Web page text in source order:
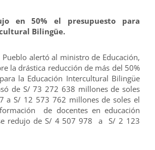
en 50% el presupuesto para
Bilingüe.
Pueblo alertó al ministro de Educación,
la drástica reducción de más del 50%
la Educación Intercultural Bilingüe
de S/ 73 272 638 millones de soles
a S/ 12 573 762 millones de soles el
de docentes en educación
redujo de S/ 4 507 978 a S/ 2 123